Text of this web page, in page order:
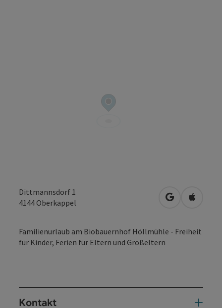
Dittmannsdorf 1
4144Oberkappel in Google
in
Familienurlaub am Biobauernhof Höllmühle - Freiheit
für Kinder, Ferien für Eltern und Großeltern
Kontakt